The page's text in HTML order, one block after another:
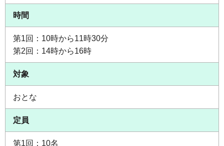
時間
第1回：10時から11時30分
第2回：14時から16時
対象
おとな
定員
第1回：10名